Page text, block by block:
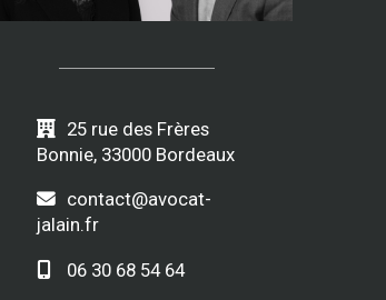
25 rue des Frères
Bonnie, 33000 Bordeaux
contact@avocat-
jalain.fr
06 30 68 54 64